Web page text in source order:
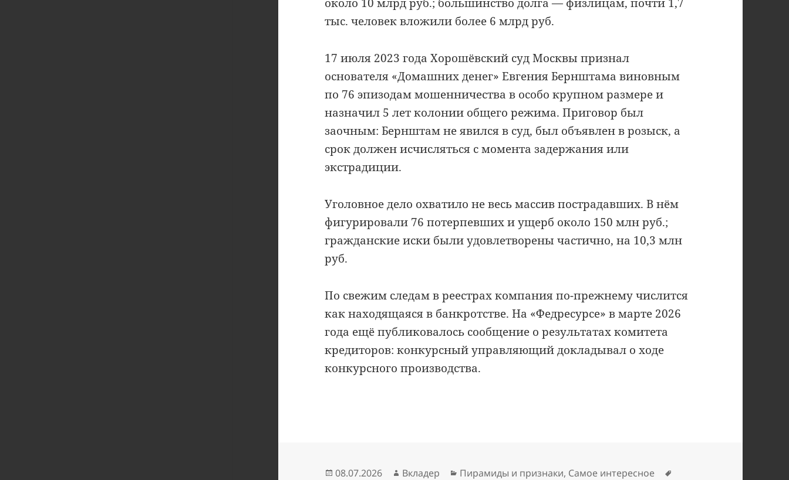
тыс. человек вложили более 6 млрд руб.
17 июля 2023 года Хорошёвский суд Москвы признал
основателя «Домашних денег» Евгения Бернштама виновным
по 76 эпизодам мошенничества в особо крупном размере и
назначил 5 лет колонии общего режима. Приговор был
заочным: Бернштам не явился в суд, был объявлен в розыск, а
срок должен исчисляться с момента задержания или
экстрадиции.
Уголовное дело охватило не весь массив пострадавших. В нём
фигурировали 76 потерпевших и ущерб около 150 млн руб.;
гражданские иски были удовлетворены частично, на 10,3 млн
руб.
По свежим следам в реестрах компания по-прежнему числится
как находящаяся в банкротстве. На «Федресурсе» в марте 2026
года ещё публиковалось сообщение о результатах комитета
кредиторов: конкурсный управляющий докладывал о ходе
конкурсного производства.
Опубликовано
08.07.2026 Автор
Вкладер Рубрики
Пирамиды и признаки, Самое интересное